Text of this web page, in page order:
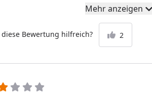
nervig, es klemmt und jedes Mal
gekauft.
Mehr anzeigen
diese Bewertung hilfreich? 2